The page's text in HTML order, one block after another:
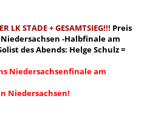
LK STADE + GESAMTSIEG!!! Preis
Niedersachsen -Halbfinale am
des Abends: Helge Schulz =
Niedersachsenfinale am
Niedersachsen!